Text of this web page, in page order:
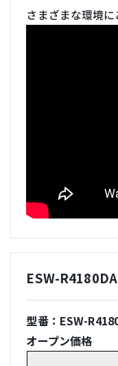
さまざまな環境
ESW-
型番： ESW-
オープン価格